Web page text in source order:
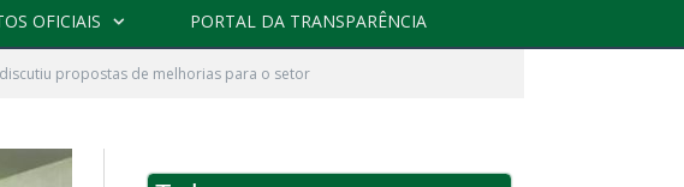
OFICIAIS PORTAL DA TRANSPARÊNCIA
propostas de melhorias para o setor